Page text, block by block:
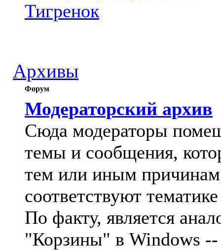
Тигренок
Архивы
Форум
Модераторский архив
Сюда модераторы
темы и сообщения,
тем или иным
соответствуют
По факту, является
"Корзины" в Windows --